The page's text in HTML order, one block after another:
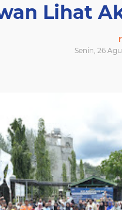
Lihat
Senin, 26